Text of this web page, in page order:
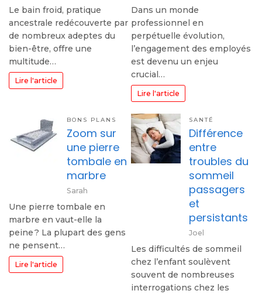
Le bain froid, pratique
ancestrale redécouverte par
de nombreux adeptes du
bien-être, offre une
multitude…
Lire l'article
Dans un monde
professionnel en
perpétuelle évolution,
l’engagement des employés
est devenu un enjeu
crucial…
Lire l'article
BONS PLANS
Zoom sur
une pierre
tombale en
marbre
Sarah
Une pierre tombale en
marbre en vaut-elle la
peine ? La plupart des gens
ne pensent…
Lire l'article
SANTÉ
Différence
entre
troubles du
sommeil
passagers
et
persistants
Joel
Les difficultés de sommeil
chez l’enfant soulèvent
souvent de nombreuses
interrogations chez les